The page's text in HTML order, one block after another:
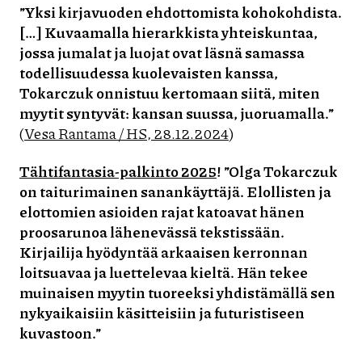
”Yksi kirjavuoden ehdottomista kohokohdista.
[…] Kuvaamalla hierarkkista yhteiskuntaa,
jossa jumalat ja luojat ovat läsnä samassa
todellisuudessa kuolevaisten kanssa,
Tokarczuk onnistuu kertomaan siitä, miten
myytit syntyvät: kansan suussa, juoruamalla.”
(Vesa Rantama / HS, 28.12.2024)
Tähtifantasia-palkinto 2025!”Olga Tokarczuk
on taiturimainen sanankäyttäjä. Elollisten ja
elottomien asioiden rajat katoavat hänen
proosarunoa lähenevässä tekstissään.
Kirjailija hyödyntää arkaaisen kerronnan
loitsuavaa ja luettelevaa kieltä. Hän tekee
muinaisen myytin tuoreeksi yhdistämällä sen
nykyaikaisiin käsitteisiin ja futuristiseen
kuvastoon.”